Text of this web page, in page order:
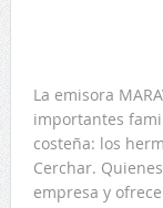
La emisora
importantes
costeña: los
Cerchar.
empresa y